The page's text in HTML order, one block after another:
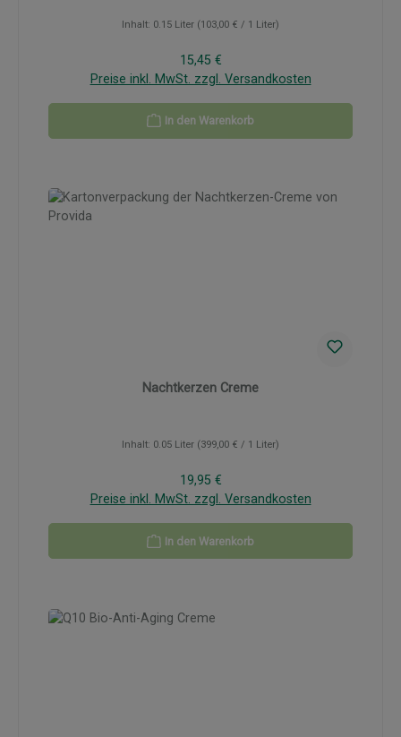
Inhalt: 0.15 Liter (103,00 € / 1 Liter)
Regulärer Preis:
15,45 €
Preise inkl. MwSt. zzgl. Versandkosten
In den Warenkorb
Nachtkerzen Creme
Inhalt: 0.05 Liter (399,00 € / 1 Liter)
Regulärer Preis:
19,95 €
Preise inkl. MwSt. zzgl. Versandkosten
In den Warenkorb